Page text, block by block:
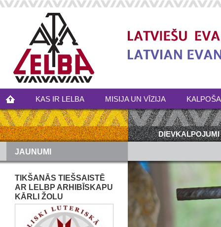
KAS IR LELBA MISIJA UN VĪZIJA
DIEVKALPOJUMI
JAUNUMI
TIKŠANĀS TIEŠSAISTĒ
AR LELBP ARHIBĪSKAPU
KĀRLI ŽOLU